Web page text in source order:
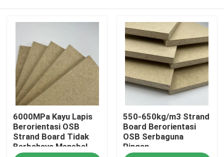
Rumah
6000MPa Kayu Lapis
Berorientasi OSB
Strand Board Tidak
Berbahaya Menebal
550-650kg/m3 Strand
Board Berorientasi
OSB Serbaguna
Ringan